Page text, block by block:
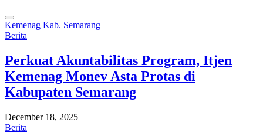
Kemenag Kab. Semarang
Berita
Perkuat Akuntabilitas Program, Itjen
Kemenag Monev Asta Protas di
Kabupaten Semarang
December 18, 2025
Berita